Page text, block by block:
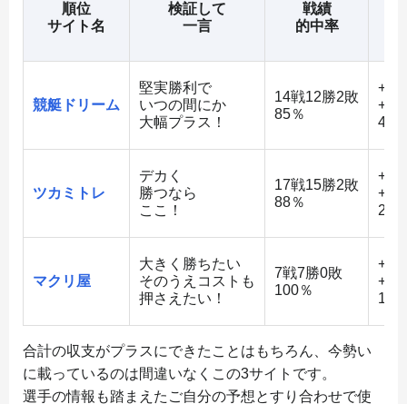
順位
サイト名
検証して
一言
戦績
的中率
競艇ドリーム
堅実勝利で
いつの間にか
大幅プラス！
14戦12勝2敗
85％
485
ツカミトレ
デカく
勝つなら
ここ！
17戦15勝2敗
88％
218
マクリ屋
大きく勝ちたい
そのうえコストも
押さえたい！
7戦7勝0敗
100％
合計の収支がプラスにできたことはもちろん、今勢い
に載っているのは間違いなくこの3サイトです。
選手の情報も踏まえたご自分の予想とすり合わせで使